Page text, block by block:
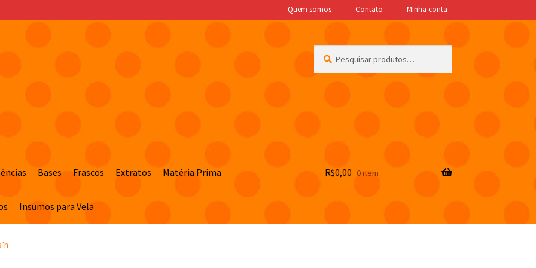
Quem somos Contato Minha conta
por:
Bases Frascos Extratos Matéria Prima
Insumos para Vela
R$0,00 0 item